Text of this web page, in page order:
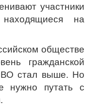
участники
на
обществе
гражданской
стал выше. Но
нужно путать с